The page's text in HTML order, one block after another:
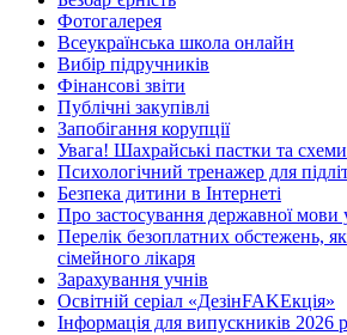
Фотогалерея
Всеукраїнська школа онлайн
Вибір підручників
Фінансові звіти
Публічні закупівлі
Запобігання корупції
Увага! Шахрайські пастки та схеми
Психологічний тренажер для
Безпека дитини в Інтернеті
Про застосування державної мови
Перелік безоплатних обстежень,
сімейного лікаря
Зарахування учнів
Освітній серіал «ДезінFAKEкція»
Інформація для випускників 2026